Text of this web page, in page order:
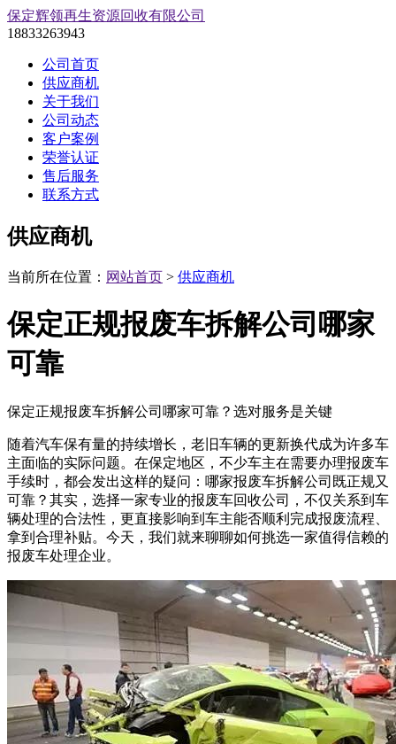
保定辉领再生资源回收有限公司
18833263943
公司首页
供应商机
关于我们
公司动态
客户案例
荣誉认证
售后服务
联系方式
供应商机
当前所在位置： 网站首页 > 供应商机
保定正规报废车拆解公司哪家
可靠
保定正规报废车拆解公司哪家可靠？选对服务是关键
随着汽车保有量的持续增长，老旧车辆的更新换代成为许多车
主面临的实际问题。在保定地区，不少车主在需要办理报废车
手续时，都会发出这样的疑问：哪家报废车拆解公司既正规又
可靠？其实，选择一家专业的报废车回收公司，不仅关系到车
辆处理的合法性，更直接影响到车主能否顺利完成报废流程、
拿到合理补贴。今天，我们就来聊聊如何挑选一家值得信赖的
报废车处理企业。